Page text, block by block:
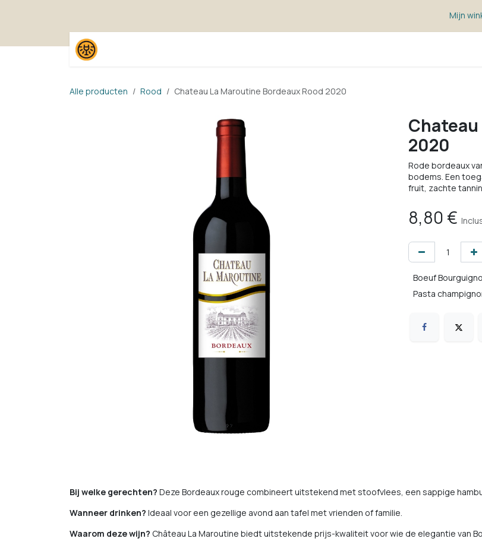
Mijn
Alle producten Rood Chateau La Maroutine Bordeaux Rood 2020
Chateau
2020
Rode bordeaux
bodems. Een
fruit, zachte
8,80 €
Boeuf
Pasta
Bij welke gerechten? Deze Bordeaux rouge combineert uitstekend met stoofvlees, een sappige
Wanneer drinken? Ideaal voor een gezellige avond aan tafel met vrienden of familie.
Waarom deze wijn? Château La Maroutine biedt uitstekende prijs-kwaliteit voor wie de elegantie van